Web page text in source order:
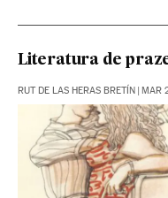
Literatura de
RUT DE LAS HERAS BRETÍN MAR